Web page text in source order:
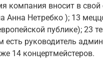
компания вносит в
Анна Нетребко ); 13
публике); 23
есть руководитель
14 концертмейстеров.